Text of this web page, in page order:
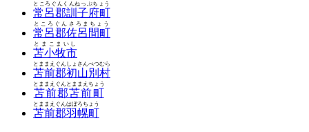
常呂郡訓子府町
ところぐんくんねっぷちょう
常呂郡佐呂間町
ところぐんさろまちょう
苫小牧市
とまこまいし
苫前郡初山別村
とままえぐんしょさんべつむら
苫前郡苫前町
とままえぐんとままえちょう
苫前郡羽幌町
とままえぐんはぼろちょう